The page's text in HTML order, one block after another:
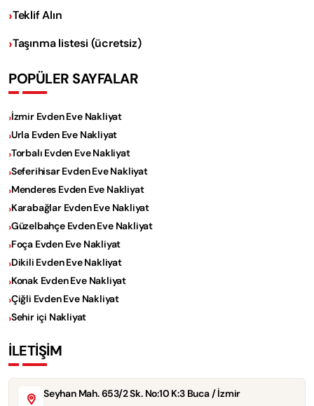
Teklif Alın
Taşınma listesi (ücretsiz)
POPÜLER SAYFALAR
İzmir Evden Eve Nakliyat
Urla Evden Eve Nakliyat
Torbalı Evden Eve Nakliyat
Seferihisar Evden Eve Nakliyat
Menderes Evden Eve Nakliyat
Karabağlar Evden Eve Nakliyat
Güzelbahçe Evden Eve Nakliyat
Foça Evden Eve Nakliyat
Dikili Evden Eve Nakliyat
Konak Evden Eve Nakliyat
Çiğli Evden Eve Nakliyat
Sehir içi Nakliyat
İLETİŞİM
Seyhan Mah. 653/2 Sk. No:10 K:3 Buca / İzmir